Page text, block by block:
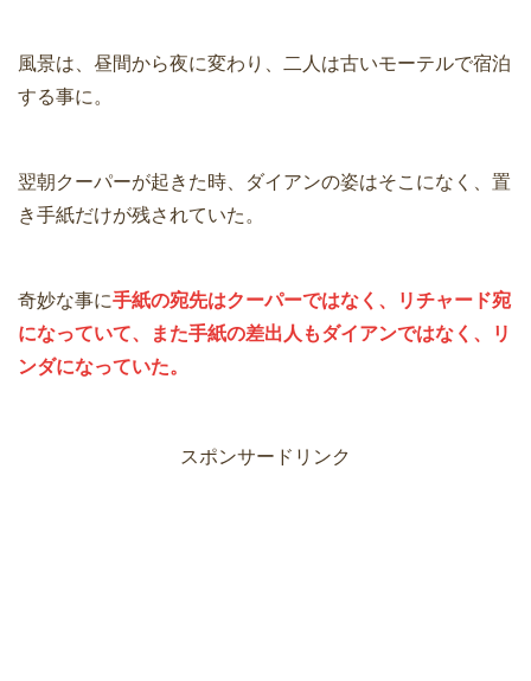
風景は、昼間から夜に変わり、二人は古いモーテルで宿泊
する事に。
翌朝クーパーが起きた時、ダイアンの姿はそこになく、置
き手紙だけが残されていた。
奇妙な事に手紙の宛先はクーパーではなく、リチャード宛
になっていて、また手紙の差出人もダイアンではなく、リ
ンダになっていた。
スポンサードリンク